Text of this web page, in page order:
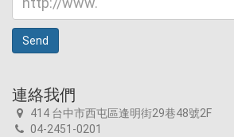
Send
連絡我們
414 台中市西屯區逢明街29巷48號2F
04-2451-0201